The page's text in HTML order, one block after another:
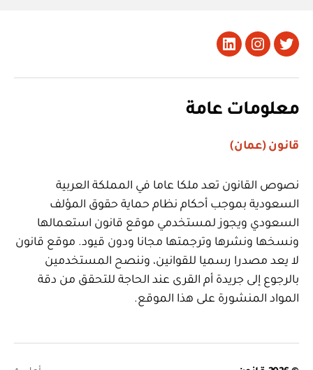
تويتر Instagram
LinkedIn
معلومات عامة
قانون (عمان)
نصوص القانون تعد ملكا عاما في المملكة العربية
السعودية بموجب أحكام نظام حماية حقوق المؤلف
السعودي ويجوز لمستخدمي موقع قانون استعمالها
ونسخها ونشرها وترجمتها مجانا ودون قيود. موقع قانون
لا يعد مصدرا رسميا للقوانين، وننصح المستخدمين
بالرجوع إلى جريدة أم القرى عند الحاجة للتحقق من دقة
المواد المنشورة على هذا الموقع.